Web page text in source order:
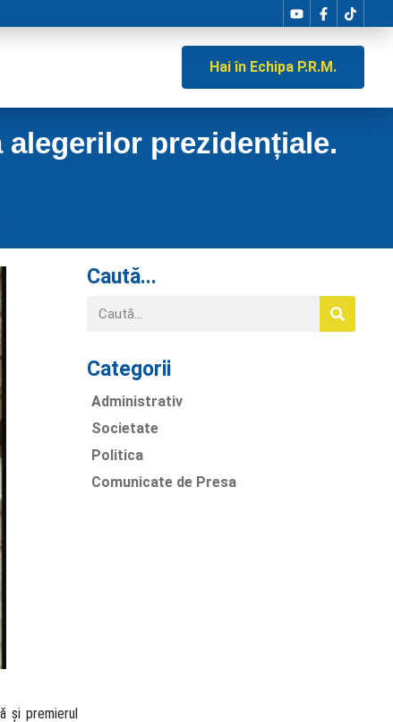
Hai în Echipa P.R.M.
prezidențiale.
și premierul
Caută...
Categorii
Administrativ
Societate
Politica
Comunicate de Presa